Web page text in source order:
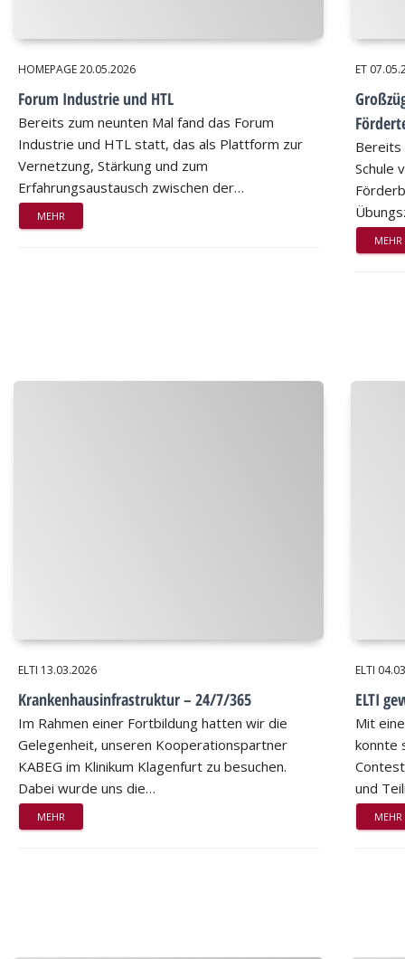
HOMEPAGE20.05.2026
Forum Industrie und HTL
Bereits zum neunten Mal fand das Forum
Industrie und HTL statt, das als Plattform zur
Vernetzung, Stärkung und zum
Erfahrungsaustausch zwischen der…
MEHR
ET
Bereits
Schule
MEHR
ELTI 13.03.2026
Krankenhausinfrastruktur – 24/7/365
Im Rahmen einer Fortbildung hatten wir die
Gelegenheit, unseren Kooperationspartner
KABEG im Klinikum Klagenfurt zu besuchen.
Dabei wurde uns die…
MEHR
ELTI
ELTI
Mit
konnte
und
MEHR